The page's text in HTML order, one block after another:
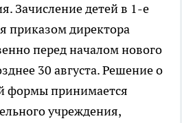
Зачисление детей в 1-е
приказом директора
перед началом нового
30 августа. Решение о
формы принимается
учреждения,